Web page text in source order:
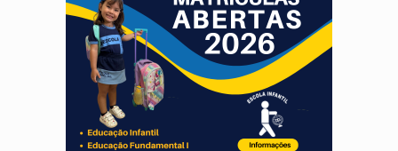
CLUBE DOS R$ 00,00: 21 candidatos declaram patrimônio zero em Rondônia
INTERIOR:Ouro Preto do Oeste realiza Cavalgada da Expo Show
DESENVOLVIMENTO: Ideb avança nos anos iniciais do ensino
VULGO 'UNIÃO': Chefe de facção criminosa é preso durante